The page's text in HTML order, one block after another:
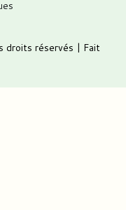
droits réservés | Fait